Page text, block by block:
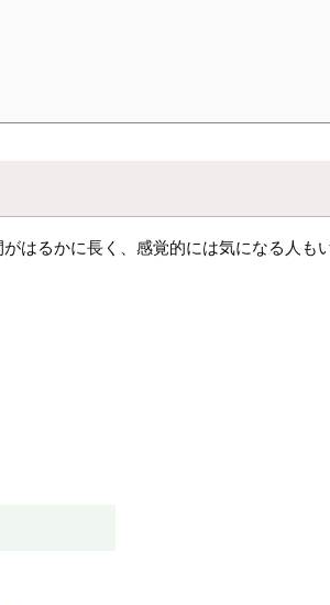
はるかに長く、感覚的には気になる人もい